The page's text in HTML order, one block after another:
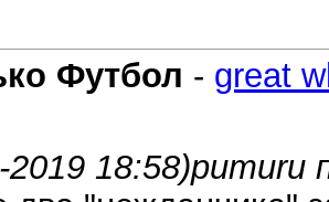
Футбол - great
2019 18:58)pumuru